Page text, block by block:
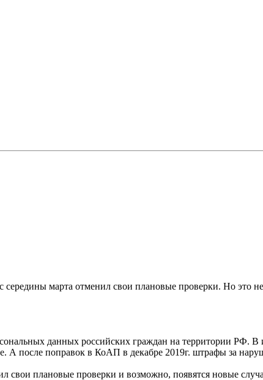
марта отменил свои плановые проверки. Но это
данных российских граждан на территории РФ. В
А после поправок в КоАП в декабре 2019г. штрафы за
свои плановые проверки и возможно, появятся новые